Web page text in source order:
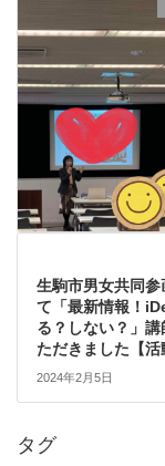
生駒市男女共同参
て「最新情報！
る？しない？」
ただきました【活
2024年2月5日
タグ